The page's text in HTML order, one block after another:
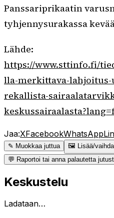
Panssariprikaatin
tyhjennysurakassa
Lähde:
https://www.sttinfo.fi/
lla-merkittava-lahjoitus-
rekallista-
Jaa:XFacebookWhatsApp
✎ Muokkaa juttua
🖼 Lisää/
💬 Raportoi tai anna palautetta
Keskustelu
Ladataan…